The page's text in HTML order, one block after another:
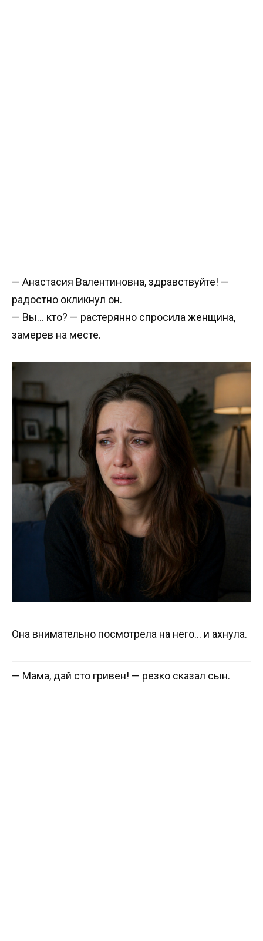
— Анастасия Валентиновна, здравствуйте! —
радостно окликнул он.
— Вы… кто? — растерянно спросила женщина,
замерев на месте.
Она внимательно посмотрела на него… и ахнула.
— Мама, дай сто гривен! — резко сказал сын.